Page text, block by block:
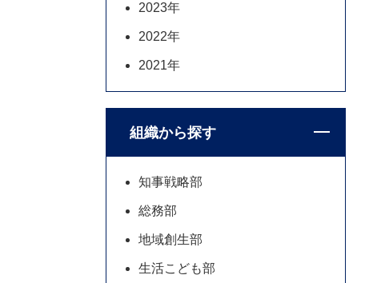
2023年
2022年
2021年
組織から探す
知事戦略部
総務部
地域創生部
生活こども部